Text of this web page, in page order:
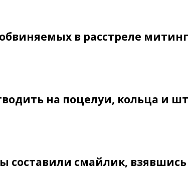
в расстреле
на поцелуи, кольца и
составили смайлик,